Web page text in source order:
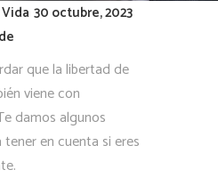
Vida 30 octubre, 2023
que la libertad de
viene con
damos algunos
en cuenta si eres